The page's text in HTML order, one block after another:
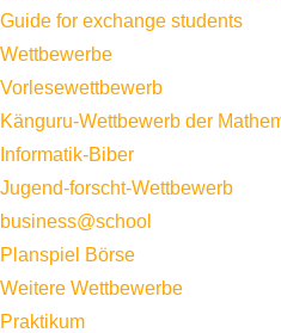
Guide for exchange students
Wettbewerbe
Vorlesewettbewerb
Känguru-Wettbewerb der
Informatik-Biber
Jugend-forscht-Wettbewerb
business@school
Planspiel Börse
Weitere Wettbewerbe
Praktikum